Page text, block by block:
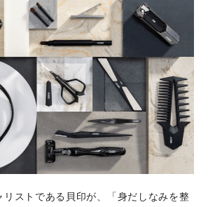
リストである貝印が、「身だしなみを整